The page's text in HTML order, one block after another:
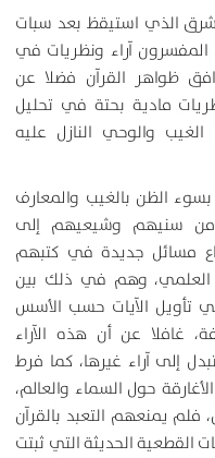
الذي استيقظ بعد سبات
آراء ونظريات في
ظواهر القرآن فضلا عن
مادية بحتة في تحليل
الغيب والوحي النازل عليه
الظن بالغيب والمعارف
من سنيهم وشيعيهم إلى
مسائل جديدة في كتبهم
العلمي، وهم في ذلك بين
تأويل الآيات حسب الأسس
غافلا عن أن هذه الآراء
إلى آراء غيرها، كما فرط
حول السماء والعالم،
يمنعهم التعبد بالقرآن
القطعية الحديثة التي ثبتت